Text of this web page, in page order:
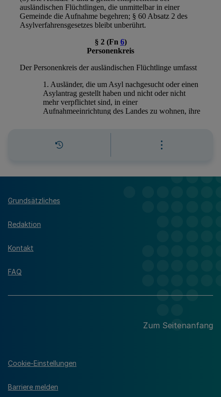
Grundsätzliches
Redaktion
Kontakt
FAQ
Zum Seitenanfang
Cookie-Einstellungen
Barriere melden